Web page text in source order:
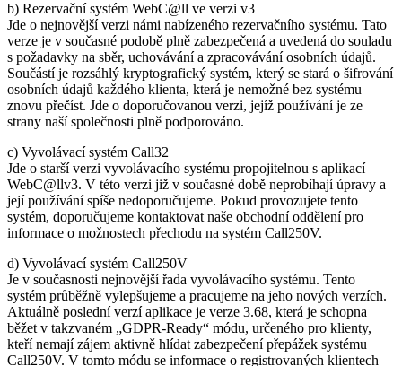
b) Rezervační systém WebC@ll ve verzi v3
Jde o nejnovější verzi námi nabízeného rezervačního systému. Tato
verze je v současné podobě plně zabezpečená a uvedená do souladu
s požadavky na sběr, uchovávání a zpracovávání osobních údajů.
Součástí je rozsáhlý kryptografický systém, který se stará o šifrování
osobních údajů každého klienta, která je nemožné bez systému
znovu přečíst. Jde o doporučovanou verzi, jejíž používání je ze
strany naší společnosti plně podporováno.
c) Vyvolávací systém Call32
Jde o starší verzi vyvolávacího systému propojitelnou s aplikací
WebC@llv3. V této verzi již v současné době neprobíhají úpravy a
její používání spíše nedoporučujeme. Pokud provozujete tento
systém, doporučujeme kontaktovat naše obchodní oddělení pro
informace o možnostech přechodu na systém Call250V.
d) Vyvolávací systém Call250V
Je v současnosti nejnovější řada vyvolávacího systému. Tento
systém průběžně vylepšujeme a pracujeme na jeho nových verzích.
Aktuálně poslední verzí aplikace je verze 3.68, která je schopna
běžet v takzvaném „GDPR-Ready“ módu, určeného pro klienty,
kteří nemají zájem aktivně hlídat zabezpečení přepážek systému
Call250V. V tomto módu se informace o registrovaných klientech